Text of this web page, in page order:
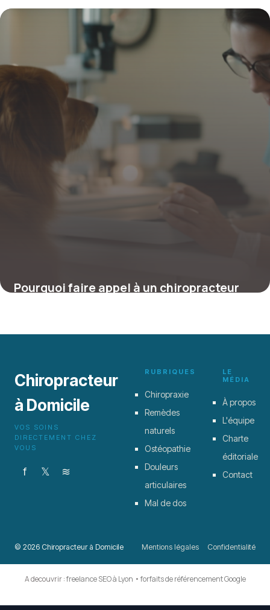
après une séance de chiropractie ?
Pourquoi faire appel à un chiropracteur
Chiropracteur
à Domicile
VOS SOINS
DIRECTEMENT CHEZ
VOUS
f 𝕏 ≋
RUBRIQUES
Chiropraxie
Remèdes
naturels
Ostéopathie
Douleurs
articulaires
Mal de dos
LE
MÉDIA
À propos
L'équipe
Charte
éditoriale
Contact
© 2026 Chiropracteur à Domicile Mentions légales Confidentialité
A decouvrir :freelance SEO à Lyon • forfaits de référencement Google